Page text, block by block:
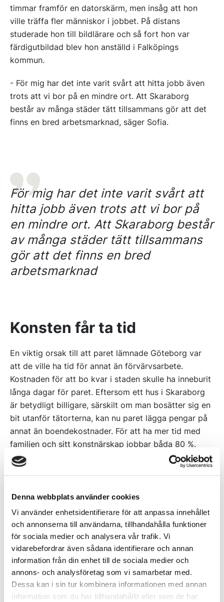
Denna webbplats använder cookies
Vi använder enhetsidentifierare för att anpassa innehållet
och annonserna till användarna, tillhandahålla funktioner
för sociala medier och analysera vår trafik. Vi
vidarebefordrar även sådana identifierare och annan
information från din enhet till de sociala medier och
annons- och analysföretag som vi samarbetar med.
Dessa kan i sin tur kombinera informationen med annan
information som du har tillhandahållit eller som de har
timmar framför en datorskärm, men insåg att hon
ville träffa fler människor i jobbet. På distans
studerade hon till bildlärare och så fort hon var
färdigutbildad blev hon anställd i Falköpings
kommun.
- För mig har det inte varit svårt att hitta jobb även
trots att vi bor på en mindre ort. Att Skaraborg
består av många städer tätt tillsammans gör att det
finns en bred arbetsmarknad, säger Sofia.
För mig har det inte varit svårt att
hitta jobb även trots att vi bor på
en mindre ort. Att Skaraborg består
av många städer tätt tillsammans
gör att det finns en bred
arbetsmarknad
Konsten får ta tid
En viktig orsak till att paret lämnade Göteborg var
att de ville ha tid för annat än förvärvsarbete.
Kostnaden för att bo kvar i staden skulle ha inneburit
långa dagar för paret. Eftersom ett hus i Skaraborg
är betydligt billigare, särskilt om man bosätter sig en
bit utanför tätorterna, kan nu paret lägga pengar på
annat än boendekostnader. För att ha mer tid med
familjen och sitt konstnärskap jobbar båda 80 %.
- Här har vi inte alls samma ekonomiska press som vi
Både Sofia och Simon berättar att de var lite oroliga
för att lämna det kreativa sammanhang de befann sig
i när de bodde i Göteborg. Men oron försvann snabbt
när de upptäckte det stora intresse för konst som
finns runt Kinnekulle.
- Att jobba med konst i Göteborg var underbart men
det finns så mycket konst runt oss nu! Konstnärer